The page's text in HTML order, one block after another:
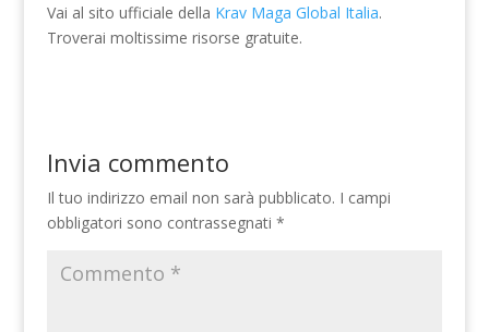
Vai al sito ufficiale della Krav Maga Global Italia.
Troverai moltissime risorse gratuite.
Invia commento
Il tuo indirizzo email non sarà pubblicato. I campi
obbligatori sono contrassegnati *